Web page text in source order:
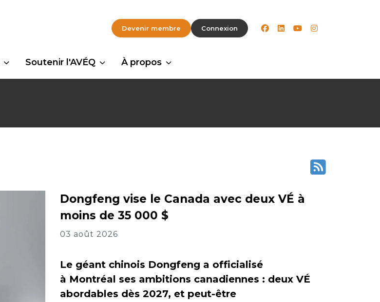
Devenir membre Connexion facebook
linkedinyoutubeinstagram
Soutenir l'AVÉQ À propos
Dongfeng vise le Canada avec deux VÉ à
moins de 35 000 $
03 août 2026
Le géant chinois Dongfeng a officialisé
à Montréal ses ambitions canadiennes : deux VÉ
abordables dès 2027, et peut-être